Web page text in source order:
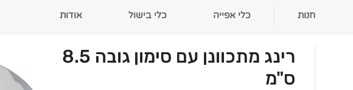
חנות כלי אפייה כלי בישול אודות
רינג מתכוונן עם סימון גובה 8.5
ס"מ